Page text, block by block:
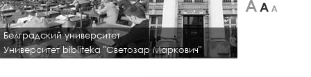
Белградский университет
Университет bibliteka "Светозар Маркович"